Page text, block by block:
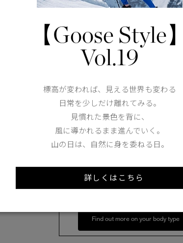
仕様が変更する場合がございます。
Length
Shoulder width
158cm 51kgRecommended
Find out more on your body type
【Goose Style】
Vol.19
標高が変われば、見える世界も変わる
日常を少しだけ離れてみる。
見慣れた景色を背に、
風に導かれるまま進んでいく。
山の日は、自然に身を委ねる日。
詳しくはこちら